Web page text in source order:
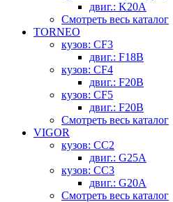
двиг.: K20A
Смотреть весь каталог
TORNEO
кузов: CF3
двиг.: F18B
кузов: CF4
двиг.: F20B
кузов: CF5
двиг.: F20B
Смотреть весь каталог
VIGOR
кузов: CC2
двиг.: G25A
кузов: CC3
двиг.: G20A
Смотреть весь каталог